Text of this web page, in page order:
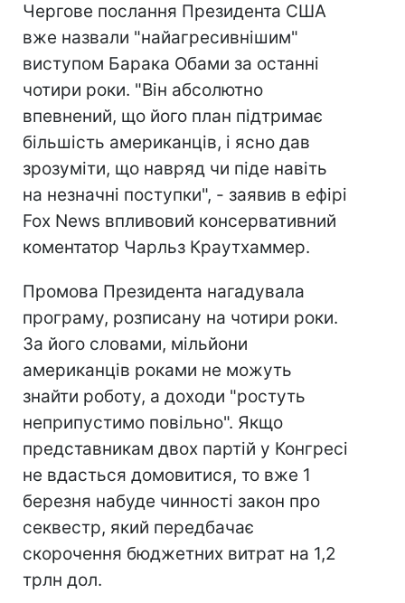
Чергове послання Президента США
вже назвали "найагресивнішим"
виступом Барака Обами за останні
чотири роки. "Він абсолютно
впевнений, що його план підтримає
більшість американців, і ясно дав
зрозуміти, що навряд чи піде навіть
на незначні поступки", - заявив в ефірі
Fox News впливовий консервативний
коментатор Чарльз Краутхаммер.
Промова Президента нагадувала
програму, розписану на чотири роки.
За його словами, мільйони
американців роками не можуть
знайти роботу, а доходи "ростуть
неприпустимо повільно". Якщо
представникам двох партій у Конгресі
не вдасться домовитися, то вже 1
березня набуде чинності закон про
секвестр, який передбачає
скорочення бюджетних витрат на 1,2
трлн дол.